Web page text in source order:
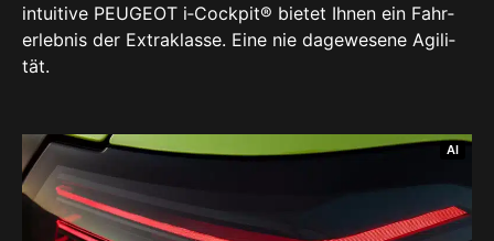
intui­ti­ve PEU­GEOT i‑Cockpit® bie­tet Ihnen ein Fahr­
erleb­nis der Extra­klas­se. Eine nie dage­we­se­ne Agi­li­
tät.
AI